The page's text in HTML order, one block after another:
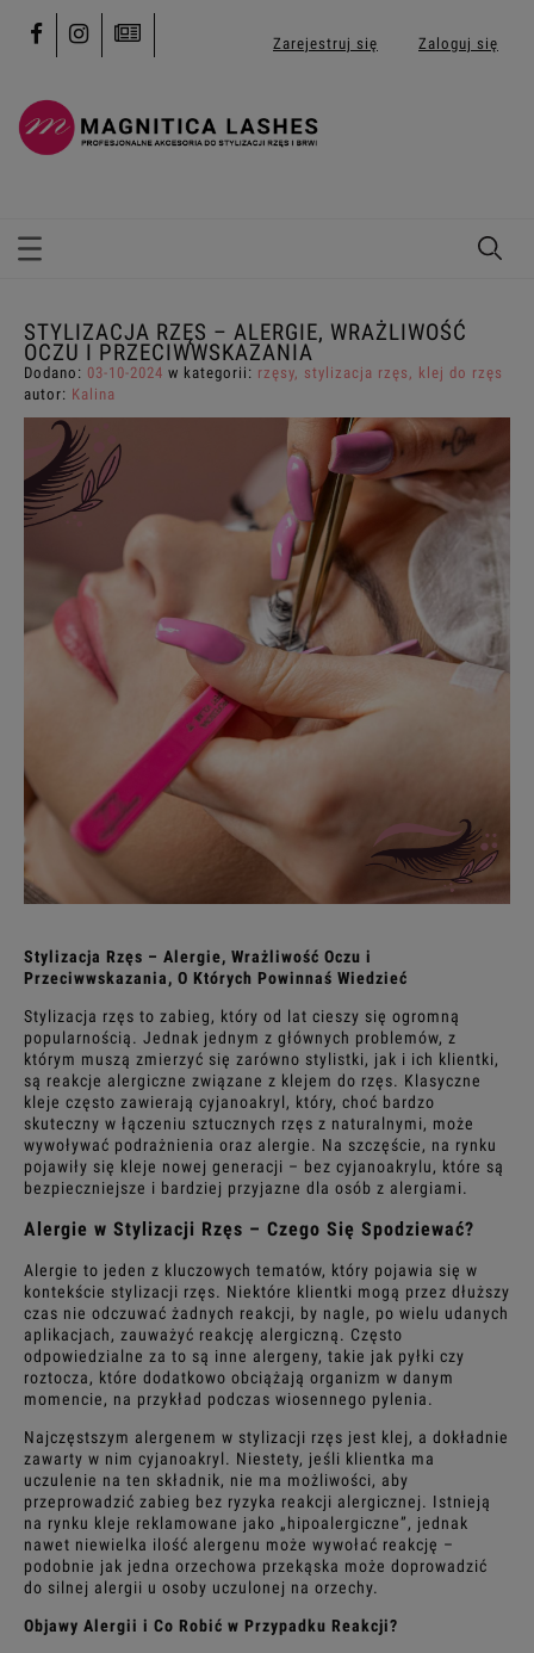
Zarejestruj się Zaloguj się
STYLIZACJA RZĘS – ALERGIE, WRAŻLIWOŚĆ
OCZU I PRZECIWWSKAZANIA
Dodano: 03-10-2024 w kategorii: rzęsy, stylizacja rzęs , klej do rzęs
autor: Kalina
Stylizacja Rzęs – Alergie, Wrażliwość Oczu i
Przeciwwskazania, O Których Powinnaś Wiedzieć
Stylizacja rzęs to zabieg, który od lat cieszy się ogromną
popularnością. Jednak jednym z głównych problemów, z
którym muszą zmierzyć się zarówno stylistki, jak i ich klientki,
są reakcje alergiczne związane z klejem do rzęs. Klasyczne
kleje często zawierają cyjanoakryl, który, choć bardzo
skuteczny w łączeniu sztucznych rzęs z naturalnymi, może
wywoływać podrażnienia oraz alergie. Na szczęście, na rynku
pojawiły się kleje nowej generacji – bez cyjanoakrylu, które są
bezpieczniejsze i bardziej przyjazne dla osób z alergiami.
Alergie w Stylizacji Rzęs – Czego Się Spodziewać?
Alergie to jeden z kluczowych tematów, który pojawia się w
kontekście stylizacji rzęs. Niektóre klientki mogą przez dłuższy
czas nie odczuwać żadnych reakcji, by nagle, po wielu udanych
aplikacjach, zauważyć reakcję alergiczną. Często
odpowiedzialne za to są inne alergeny, takie jak pyłki czy
roztocza, które dodatkowo obciążają organizm w danym
momencie, na przykład podczas wiosennego pylenia.
Najczęstszym alergenem w stylizacji rzęs jest klej, a dokładnie
zawarty w nim cyjanoakryl. Niestety, jeśli klientka ma
uczulenie na ten składnik, nie ma możliwości, aby
przeprowadzić zabieg bez ryzyka reakcji alergicznej. Istnieją
na rynku kleje reklamowane jako „hipoalergiczne”, jednak
nawet niewielka ilość alergenu może wywołać reakcję –
podobnie jak jedna orzechowa przekąska może doprowadzić
do silnej alergii u osoby uczulonej na orzechy.
Objawy Alergii i Co Robić w Przypadku Reakcji?